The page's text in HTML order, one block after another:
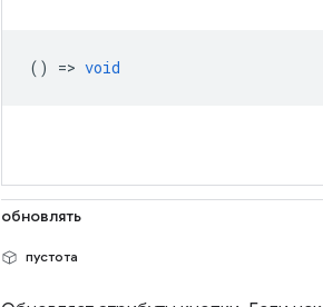
() => void
обновлять
пустота